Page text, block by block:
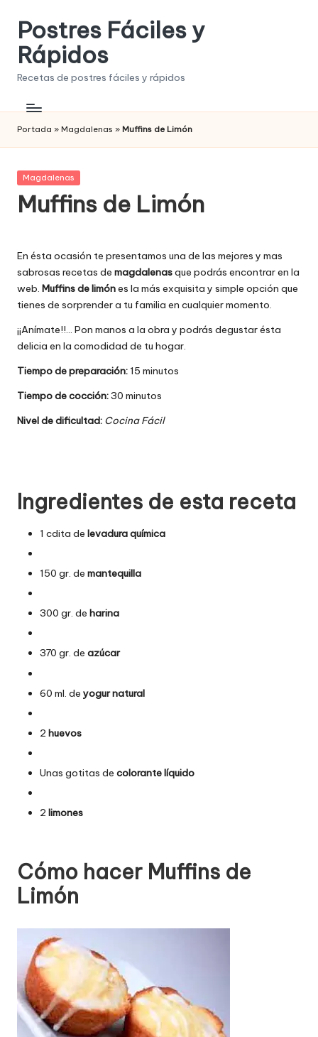
Saltar
contenido
Postres Fáciles y
Rápidos
Recetas de postres fáciles y rápidos
Portada » Magdalenas » Muffins de Limón
Publicada
Magdalenas
Muffins de Limón
En ésta ocasión te presentamos una de las mejores y mas
sabrosas recetas de magdalenasque podrás encontrar en la
web. Muffins de limónes la más exquisita y simple opción que
tienes de sorprender a tu familia en cualquier momento.
¡¡Anímate!!… Pon manos a la obra y podrás degustar ésta
delicia en la comodidad de tu hogar.
Tiempo de preparación: 15 minutos
Tiempo de cocción:30 minutos
Nivel de dificultad: Cocina Fácil
Ingredientes de esta receta
1 cdita de levadura química
150 gr. de mantequilla
300 gr. de harina
370 gr. de azúcar
60 ml. de yogur natural
2 huevos
Unas gotitas de colorante líquido
2 limones
Cómo hacer Muffins de
Limón